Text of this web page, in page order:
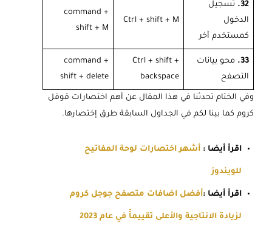
32.
تسجيل
الدخول
كمستخدم آخر
Ctrl + shift + M
command +
shift + M
33.
محو بيانات
التصفح
Ctrl + shift +
backspace
command +
shift + delete
وفي الختام تحدثنا في هذا المقال عن أهم اختصارات قوقل
كروم كما بينا لكم في الجداول السابقة طرق إختصارها.
اقرأ أيضا : أشهر اختصارات لوحة المفاتيح
للويندوز
اقرأ أيضا :أفضل اضافات متصفح جوجل كروم
لزيادة الانتاجية والأعلى تقييماََ في عام 2023